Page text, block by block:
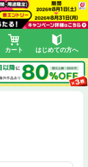
カート はじめての方へ